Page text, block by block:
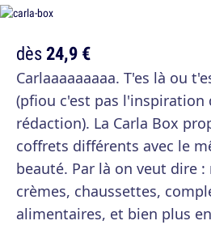
dès24,9 €
Carlaaaaaaaaa. T'es là ou
(pfiou c'est pas l'inspiration
rédaction). La Carla Box
coffrets différents avec le
beauté. Par là on veut dire
crèmes, chaussettes,
alimentaires, et bien plus